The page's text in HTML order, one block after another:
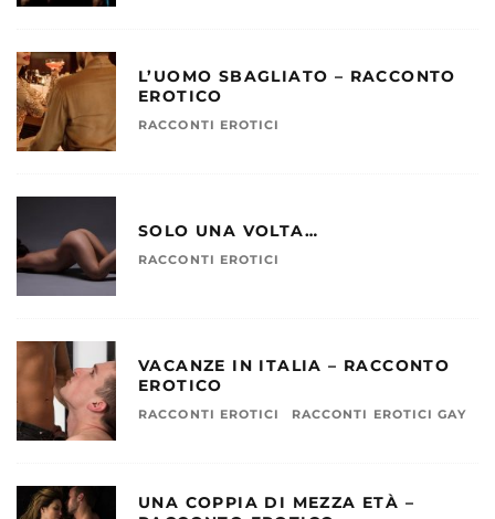
L’UOMO SBAGLIATO – RACCONTO
EROTICO
RACCONTI EROTICI
SOLO UNA VOLTA…
RACCONTI EROTICI
VACANZE IN ITALIA – RACCONTO
EROTICO
RACCONTI EROTICI RACCONTI EROTICI GAY
UNA COPPIA DI MEZZA ETÀ –